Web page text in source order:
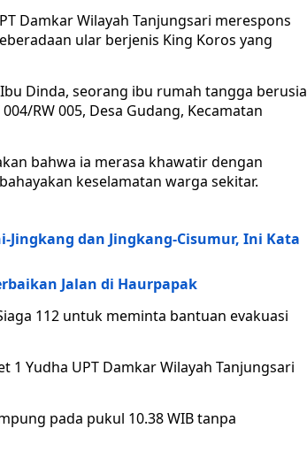
Damkar Wilayah Tanjungsari merespons
ular berjenis King Koros yang
Dinda, seorang ibu rumah tangga berusia
RW 005, Desa Gudang, Kecamatan
bahwa ia merasa khawatir dengan
keselamatan warga sekitar.
dan Jingkang-Cisumur, Ini Kata
Jalan di Haurpapak
112 untuk meminta bantuan evakuasi
Yudha UPT Damkar Wilayah Tanjungsari
pada pukul 10.38 WIB tanpa